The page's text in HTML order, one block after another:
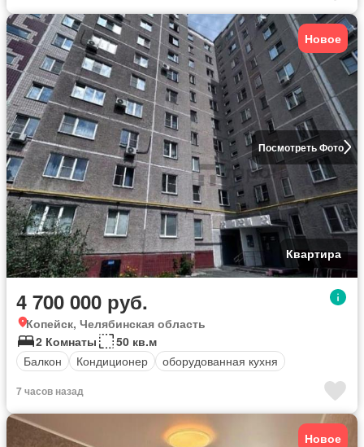
Посмотреть Фото
Новое
Квартира
4 700 000 руб.
Копейск, Челябинская область
2 Комнаты
50 кв.м
Балкон
Кондиционер оборудованная кухня
7 часов назад
Новое